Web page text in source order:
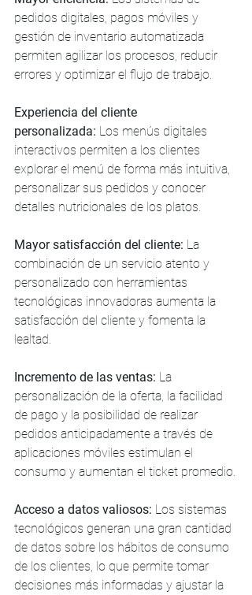
pedidos digitales, pagos móviles y
gestión de inventario automatizada
permiten agilizar los procesos, reducir
errores y optimizar el flujo de trabajo.
Experiencia del cliente
personalizada: Los menús digitales
interactivos permiten a los clientes
explorar el menú de forma más intuitiva,
personalizar sus pedidos y conocer
detalles nutricionales de los platos.
Mayor satisfacción del cliente: La
combinación de un servicio atento y
personalizado con herramientas
tecnológicas innovadoras aumenta la
satisfacción del cliente y fomenta la
lealtad.
Incremento de las ventas: La
personalización de la oferta, la facilidad
de pago y la posibilidad de realizar
pedidos anticipadamente a través de
aplicaciones móviles estimulan el
consumo y aumentan el ticket promedio.
Acceso a datos valiosos: Los sistemas
tecnológicos generan una gran cantidad
de datos sobre los hábitos de consumo
de los clientes, lo que permite tomar
decisiones más informadas y ajustar la